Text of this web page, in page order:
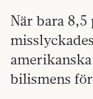
När bara 8,5
bilismens